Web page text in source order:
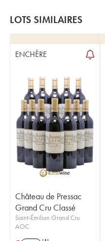
LOTS SIMILAIRES
ENCHÈRE
Château de Pressac
Grand Cru Classé
Saint-Émilion Grand Cru
AOC